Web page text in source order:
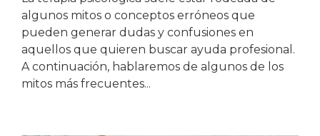
algunos mitos o conceptos erróneos que
pueden generar dudas y confusiones en
aquellos que quieren buscar ayuda profesional.
A continuación, hablaremos de algunos de los
mitos más frecuentes...